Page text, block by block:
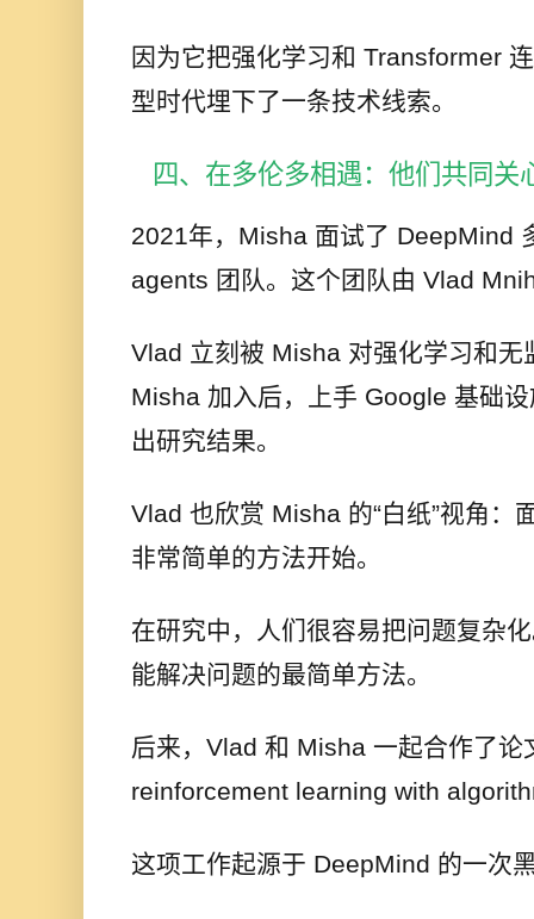
因为它把强化学习和 Transformer
型时代埋下了一条技术线索。
四、在多伦多相遇：他们共同关
2021年，Misha 面试了 DeepMind
agents 团队。这个团队由 Vlad
Vlad 立刻被 Misha 对强化学习和无
Misha 加入后，上手 Google 基础
出研究结果。
Vlad 也欣赏 Misha 的“白纸”视角：
非常简单的方法开始。
在研究中，人们很容易把问题复杂
能解决问题的最简单方法。
后来，Vlad 和 Misha 一起合作了论
reinforcement learning with
这项工作起源于 DeepMind 的一次